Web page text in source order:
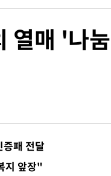
열매 '나
패 전달
지 앞장"